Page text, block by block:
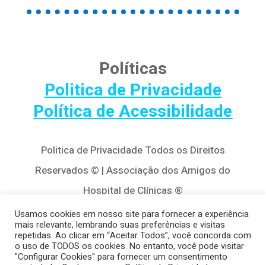
Políticas
Politica de Privacidade
Política de Acessibilidade
Politica de Privacidade Todos os Direitos
Reservados © | Associação dos Amigos do
Hospital de Clínicas ®
Av. Agostinho Leão Jr, 320 – Alto da Glória,
80030-110, Curitiba / PR
(41) 3122-8650 | contato@cedivida.org.br
Usamos cookies em nosso site para fornecer a experiência
mais relevante, lembrando suas preferências e visitas
repetidas. Ao clicar em “Aceitar Todos”, você concorda com
o uso de TODOS os cookies. No entanto, você pode visitar
"Configurar Cookies" para fornecer um consentimento